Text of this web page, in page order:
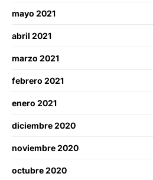
mayo 2021
abril 2021
marzo 2021
febrero 2021
enero 2021
diciembre 2020
noviembre 2020
octubre 2020